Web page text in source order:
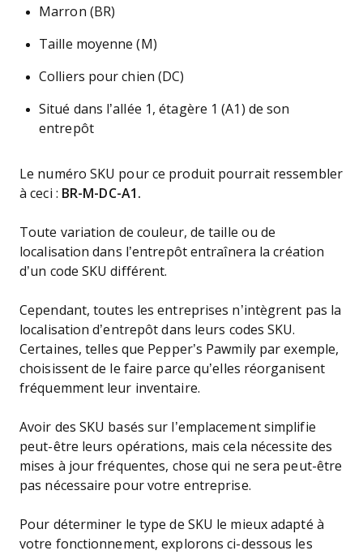
Marron (BR)
Taille moyenne (M)
Colliers pour chien (DC)
Situé dans l’allée 1, étagère 1 (A1) de son
entrepôt
Le numéro SKU pour ce produit pourrait ressembler
à ceci : BR-M-DC-A1.
Toute variation de couleur, de taille ou de
localisation dans l’entrepôt entraînera la création
d’un code SKU différent.
Cependant, toutes les entreprises n’intègrent pas la
localisation d’entrepôt dans leurs codes SKU.
Certaines, telles que Pepper’s Pawmily par exemple,
choisissent de le faire parce qu’elles réorganisent
fréquemment leur inventaire.
Avoir des SKU basés sur l’emplacement simplifie
peut-être leurs opérations, mais cela nécessite des
mises à jour fréquentes, chose qui ne sera peut-être
pas nécessaire pour votre entreprise.
Pour déterminer le type de SKU le mieux adapté à
votre fonctionnement, explorons ci-dessous les